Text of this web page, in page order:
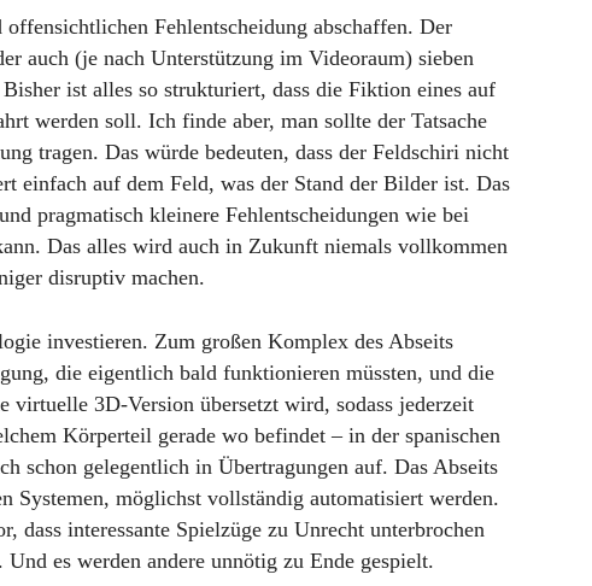
Fehlentscheidung abschaffen. Der
auch (je nach Unterstützung im Videoraum) sieben
ist alles so strukturiert, dass die Fiktion eines auf
werden soll. Ich finde aber, man sollte der Tatsache
tragen. Das würde bedeuten, dass der Feldschiri nicht
einfach auf dem Feld, was der Stand der Bilder ist. Das
pragmatisch kleinere Fehlentscheidungen wie bei
Das alles wird auch in Zukunft niemals vollkommen
disruptiv machen.
investieren. Zum großen Komplex des Abseits
die eigentlich bald funktionieren müssten, und die
virtuelle 3D-Version übersetzt wird, sodass jederzeit
Körperteil gerade wo befindet – in der spanischen
schon gelegentlich in Übertragungen auf. Das Abseits
Systemen, möglichst vollständig automatisiert werden.
dass interessante Spielzüge zu Unrecht unterbrochen
es werden andere unnötig zu Ende gespielt.